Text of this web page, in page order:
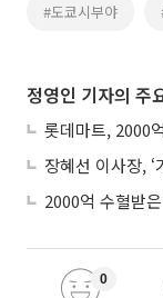
#도쿄시부야
정영인 기자의 주
0